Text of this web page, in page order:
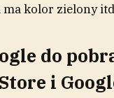
kolor zielony
do
i